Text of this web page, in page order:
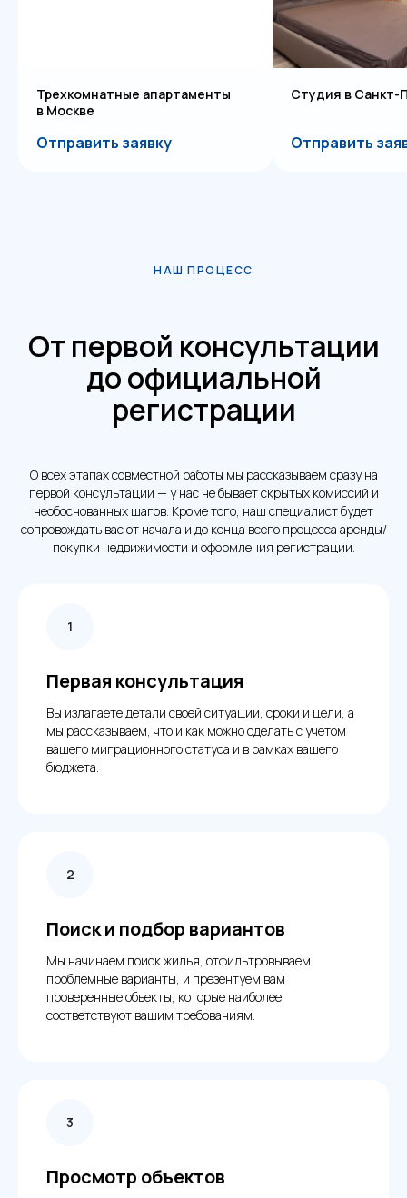
Студия в Санкт-Петербурге
Отправить заявку
Двухкомнатная
Отправить
НАШ ПРОЦЕСС
От первой консультации
до официальной
регистрации
О всех этапах совместной работы мы рассказываем сразу на
первой консультации — у нас не бывает скрытых комиссий и
необоснованных шагов. Кроме того, наш специалист будет
сопровождать вас от начала и до конца всего процесса аренды/
покупки недвижимости и оформления регистрации.
Первая консультация
Вы излагаете детали своей ситуации, сроки и цели, а
мы рассказываем, что и как можно сделать с учетом
вашего миграционного статуса и в рамках вашего
бюджета.
Поиск и подбор вариантов
Мы начинаем поиск жилья, отфильтровываем
проблемные варианты, и презентуем вам
проверенные объекты, которые наиболее
соответствуют вашим требованиям.
Просмотр объектов